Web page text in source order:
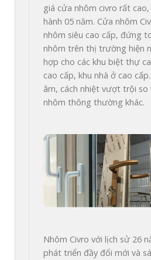
giá cửa nhôm civro rất
hành 05 năm. Cửa nhôm
nhôm siêu cao cấp, đứng
nhôm trên thị trường hiện
hợp cho các khu biệt thự
cao cấp, khu nhà ở cao
âm, cách nhiệt vượt trội so
nhôm thông thường khác.
Nhôm Civro với lịch sử 26
phát triển đầy đổi mới và